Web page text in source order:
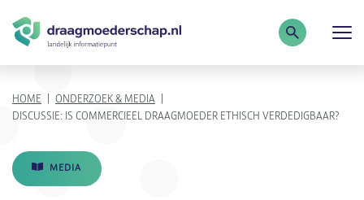
Zoekterm
KRUIMELPAD
HOME
ONDERZOEK & MEDIA
DISCUSSIE: IS COMMERCIEEL DRAAGMOEDER ETHISCH VERDEDIGBAAR?
MEDIA